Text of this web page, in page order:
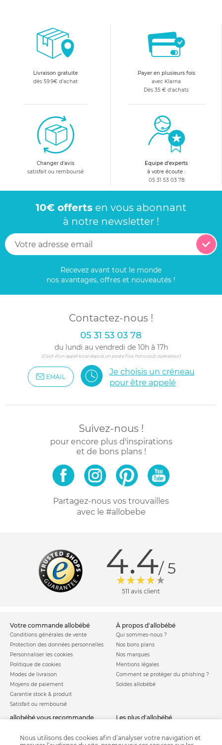
Livraison gratuite
dès 59.9€ d'achat
Payer en plusieurs fois
avec Klarna
Dès 35 € d'achats
Changer d'avis
satisfait ou remboursé
Equipe d'experts
à votre écoute :
05 31 53 03 78
10€ offerts en vous abonnant
à notre newsletter !
Recevez avant tout le monde
nos avantages, offres et nouveautés !
Contactez-nous !
05 31 53 03 78
du lundi au vendredi de 10h à 17h
(Coût d'un appel local depuis un poste fixe, hors coût opérateur)
EMAIL
Je choisis un créneau
pour être appelé
Suivez-nous !
pour encore plus d'inspirations
et de bons plans !
Partagez-nous vos trouvailles
avec le #allobebe
4.4/ 5
511 avis client
votre commande allobébé
Conditions générales de vente
Protection des données personnelles
Personnaliser les cookies
Politique de cookies
Modes de livraison
Moyens de paiement
Garantie stock & produit
Satisfait ou remboursé
à propos d'allobébé
Qui sommes-nous ?
Nos bons plans
Nos marques
Mentions légales
Comment se protéger du phishing ?
Soldes allobébé
allobébé vous recommande
Nos labels
les plus d'allobébé
Infos conseils
Nous utilisons des cookies afin d’analyser votre navigation et